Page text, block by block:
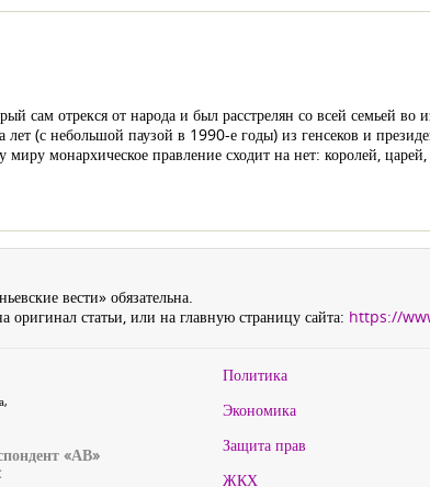
сам отрекся от народа и был расстрелян со всей семьей во
лет (с небольшой паузой в 1990-е годы) из генсеков и
монархическое правление сходит на нет: королей, царей,
вести» обязательна.
оригинал статьи, или на главную страницу сайта: https://
«АВ»
Политика
Экономика
Защита прав
ЖКХ